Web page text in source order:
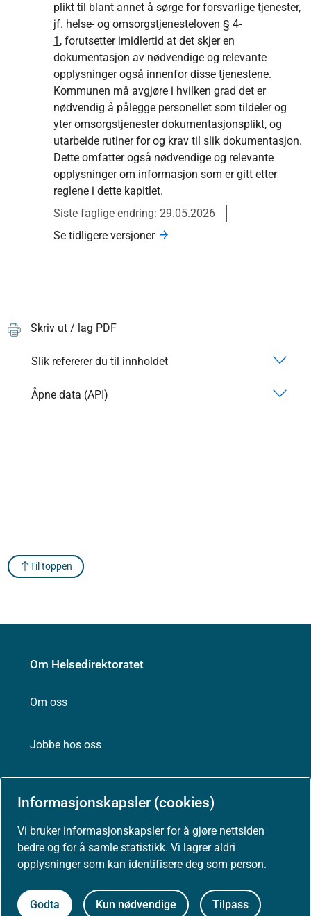
Informasjonskapsler (cookies)
Vi bruker informasjonskapsler for å gjøre nettsiden
bedre og for å samle statistikk. Vi lagrer aldri
opplysninger som kan identifisere deg som person.
Godta Kun nødvendige Tilpass
plikt til blant annet å sørge for forsvarlige tjenester,
jf. helse- og omsorgstjenesteloven § 4-
1 , forutsetter imidlertid at det skjer en
dokumentasjon av nødvendige og relevante
opplysninger også innenfor disse tjenestene.
Kommunen må avgjøre i hvilken grad det er
nødvendig å pålegge personellet som tildeler og
yter omsorgstjenester dokumentasjonsplikt, og
utarbeide rutiner for og krav til slik dokumentasjon.
Dette omfatter også nødvendige og relevante
opplysninger om informasjon som er gitt etter
reglene i dette kapitlet.
Siste faglige endring: 29.05.2026
Se tidligere versjoner
Skriv ut / lag PDF
Slik refererer du til innholdet
Åpne data (API)
Til toppen
Om Helsedirektoratet
Om oss
Jobbe hos oss
Helsedirektoratet
Postboks 220, Skøyen
0213 Oslo